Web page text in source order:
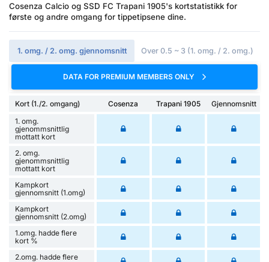
Cosenza Calcio og SSD FC Trapani 1905's kortstatistikk for
første og andre omgang for tippetipsene dine.
1. omg. / 2. omg. gjennomsnitt Over 0.5 ~ 3 (1. omg. / 2. omg.)
DATA FOR PREMIUM MEMBERS ONLY
Kort (1./2. omgang) Cosenza Trapani 1905
Gjennomsnitt
1. omg.
gjenommsnittlig
mottatt kort
2. omg.
gjenommsnittlig
mottatt kort
Kampkort
gjennomsnitt (1.omg)
Kampkort
gjennomsnitt (2.omg)
1.omg. hadde flere
kort %
2.omg. hadde flere